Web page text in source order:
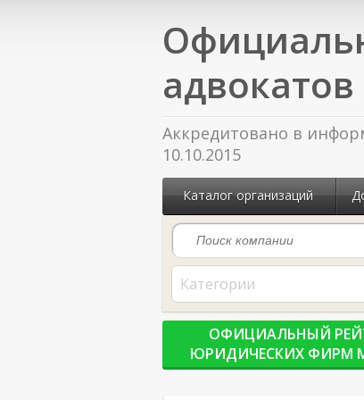
Аккредитовано в
10.10.2015
Каталог организаций
Категории
ОФИЦИАЛЬНЫЙ
ЮРИДИЧЕСКИХ ФИРМ